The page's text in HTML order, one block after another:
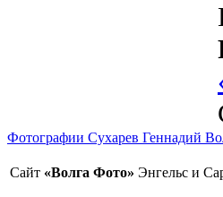
Фотографии Сухарев Геннадий
Сайт «Волга Фото» Энгельс и